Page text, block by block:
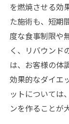
を燃焼させる効
た施術も、短期
度な食事制限や
く、リバウンド
は、お客様の体
効果的なダイエ
ットについては
ンを作ることが